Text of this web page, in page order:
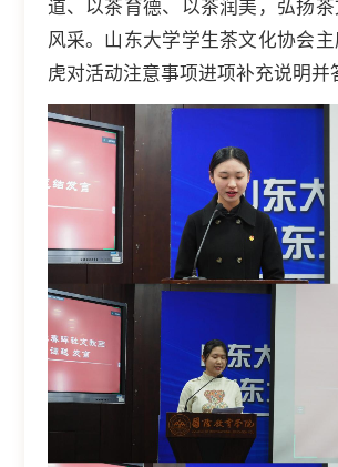
道、以茶育德、以茶润美，弘扬
风采。山东大学学生茶文化协会
虎对活动注意事项进项补充说明并